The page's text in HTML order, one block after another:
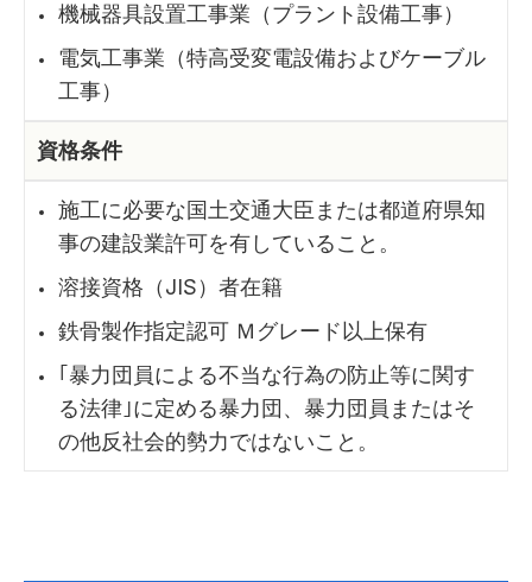
機械器具設置工事業（プラント設備工事）
電気工事業（特高受変電設備およびケーブル
工事）
資格条件
施工に必要な国土交通大臣または都道府県知
事の建設業許可を有していること。
溶接資格（JIS）者在籍
鉄骨製作指定認可 Ｍグレード以上保有
｢暴力団員による不当な行為の防止等に関す
る法律｣に定める暴力団、暴力団員またはそ
の他反社会的勢力ではないこと。